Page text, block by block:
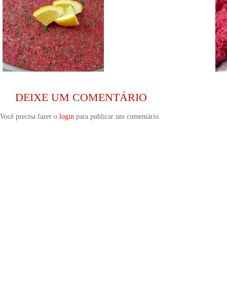
DEIXE UM COMENTÁRIO
Você precisa fazer o login para publicar um comentário.